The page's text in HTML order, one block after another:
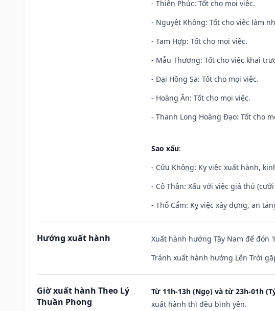
- Thiên Phúc: Tốt cho mọi việc.
- Nguyệt Không: Tốt cho việc làm
- Tam Hợp: Tốt cho mọi việc.
- Mẫu Thương: Tốt cho việc khai
- Đại Hồng Sa: Tốt cho mọi việc.
- Hoàng Ân: Tốt cho mọi việc.
- Thanh Long Hoàng Đạo: Tốt cho
Sao xấu:
- Cửu Không: Kỵ việc xuất hành,
- Cô Thần: Xấu với việc giá thú
- Thổ Cẩm: Kỵ việc xây dựng, an
Hướng xuất hành
Xuất hành hướng Tây Nam để đón
Tránh xuất hành hướng Lên Trời
Giờ xuất hành Theo Lý
Thuần Phong
Từ 11h-13h (Ngọ) và từ 23h-01h
xuất hành thì đều bình yên.